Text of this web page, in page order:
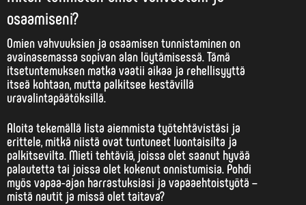
osaamiseni?
Omien vahvuuksien ja osaamisen tunnistaminen on
avainasemassa sopivan alan löytämisessä. Tämä
itsetuntemuksen matka vaatii aikaa ja rehellisyyttä
itseä kohtaan, mutta palkitsee kestävillä
uravalintapäätöksillä.
Aloita tekemällä lista aiemmista työtehtävistäsi ja
erittele, mitkä niistä ovat tuntuneet luontaisilta ja
palkitsevilta. Mieti tehtäviä, joissa olet saanut hyvää
palautetta tai joissa olet kokenut onnistumisia. Pohdi
myös vapaa-ajan harrastuksiasi ja vapaaehtoistyötä –
mistä nautit ja missä olet taitava?